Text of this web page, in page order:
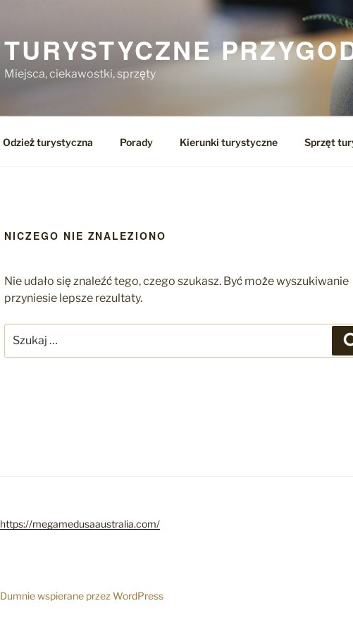
TURYSTYCZNE
Miejsca, ciekawostki, sprzęty
Odzież turystyczna Porady Kierunki turystyczne Sprzęt
NICZEGO NIE ZNALEZIONO
Nie udało się znaleźć tego, czego szukasz. Być może wyszukiwanie
przyniesie lepsze rezultaty.
Szukaj:
https://megamedusaaustralia.com/
Dumnie wspierane przez WordPress